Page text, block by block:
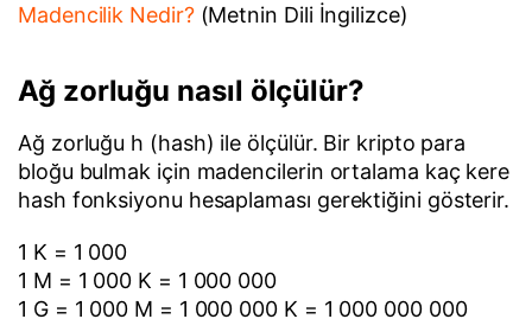
Madencilik Nedir?(Metnin Dili İngilizce)
Ağ zorluğu nasıl ölçülür?
Ağ zorluğu h (hash) ile ölçülür. Bir kripto para
bloğu bulmak için madencilerin ortalama kaç kere
hash fonksiyonu hesaplaması gerektiğini gösterir.
1 K = 1 000
1 M = 1 000 K = 1 000 000
1 G = 1 000 M = 1 000 000 K = 1 000 000 000